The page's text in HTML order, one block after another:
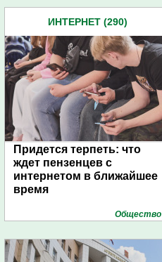
ИНТЕРНЕТ (290)
Придется терпеть: что
ждет пензенцев с
интернетом в ближайшее
время
Общество